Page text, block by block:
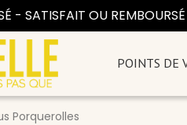
- SATISFAIT OU REMBOURSÉ
POINTS DE
Porquerolles